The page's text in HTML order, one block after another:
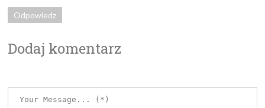
Odpowiedz
Dodaj komentarz